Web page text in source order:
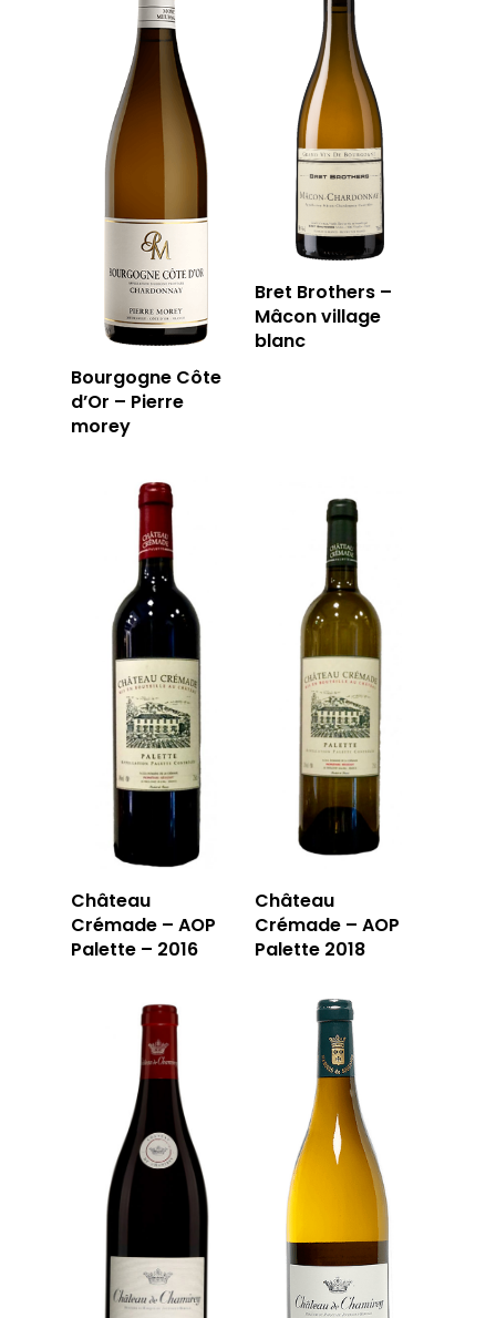
Bourgogne Côte
d’Or – Pierre
morey
Bret Brothers –
Mâcon village
blanc
Château
Crémade – AOP
Palette – 2016
Château
Crémade – AOP
Palette 2018